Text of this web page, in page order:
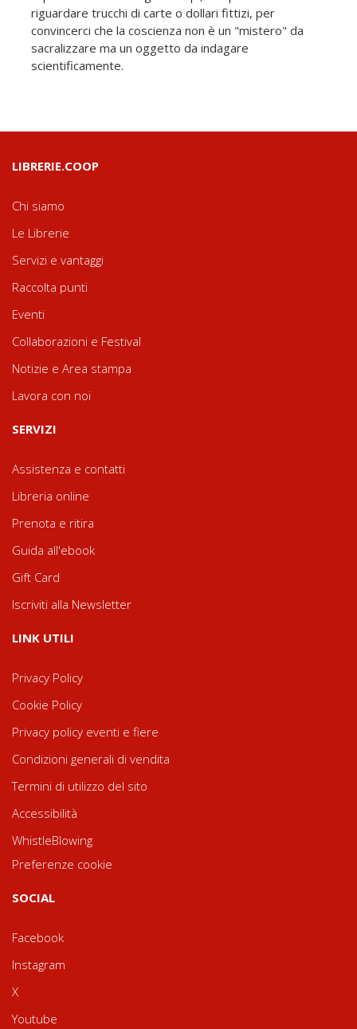
riguardare trucchi di carte o dollari fittizi, per
convincerci che la coscienza non è un "mistero" da
sacralizzare ma un oggetto da indagare
scientificamente.
LIBRERIE.COOP
Chi siamo
Le Librerie
Servizi e vantaggi
Raccolta punti
Eventi
Collaborazioni e Festival
Notizie e Area stampa
Lavora con noi
SERVIZI
Assistenza e contatti
Libreria online
Prenota e ritira
Guida all'ebook
Gift Card
Iscriviti alla Newsletter
LINK UTILI
Privacy Policy
Cookie Policy
Privacy policy eventi e fiere
Condizioni generali di vendita
Termini di utilizzo del sito
Accessibilità
WhistleBlowing
Preferenze cookie
SOCIAL
Facebook
Instagram
X
Youtube